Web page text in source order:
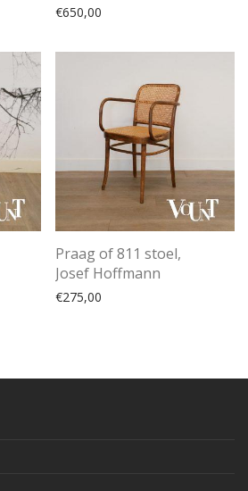
€650,00
Praag of 811 stoel,
Josef Hoffmann
€275,00